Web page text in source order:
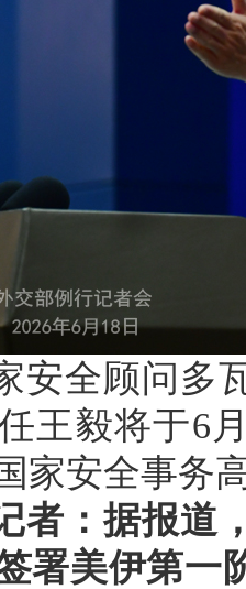
安全顾问多
王毅将于6
家安全事务
者：据报道
署美伊第一